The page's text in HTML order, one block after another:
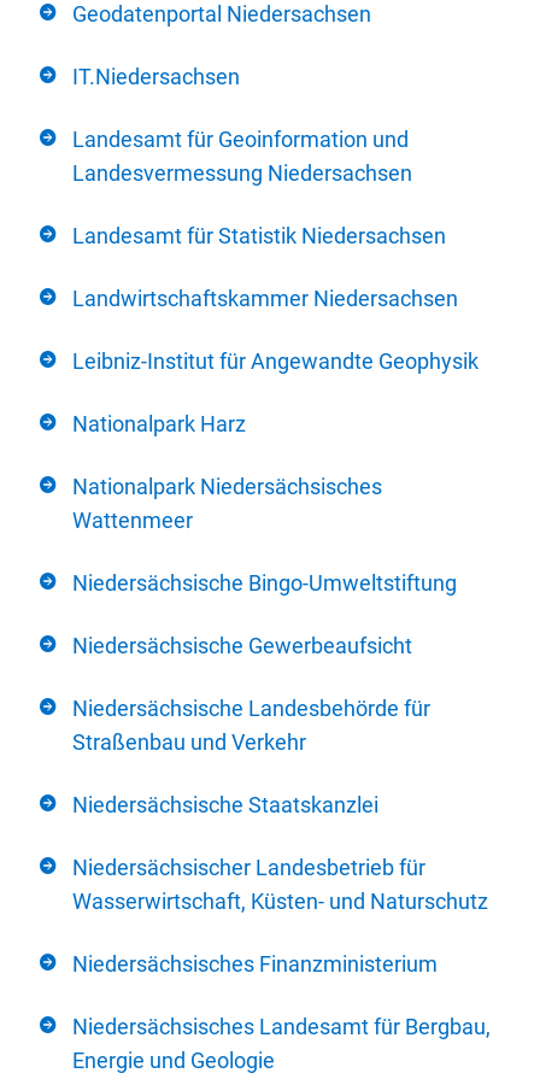
Geodatenportal Niedersachsen
IT.Niedersachsen
Landesamt für Geoinformation und
Landesvermessung Niedersachsen
Landesamt für Statistik Niedersachsen
Landwirtschaftskammer Niedersachsen
Leibniz-Institut für Angewandte Geophysik
Nationalpark Harz
Nationalpark Niedersächsisches
Wattenmeer
Niedersächsische Bingo-Umweltstiftung
Niedersächsische Gewerbeaufsicht
Niedersächsische Landesbehörde für
Straßenbau und Verkehr
Niedersächsische Staatskanzlei
Niedersächsischer Landesbetrieb für
Wasserwirtschaft, Küsten- und Naturschutz
Niedersächsisches Finanzministerium
Niedersächsisches Landesamt für Bergbau,
Energie und Geologie